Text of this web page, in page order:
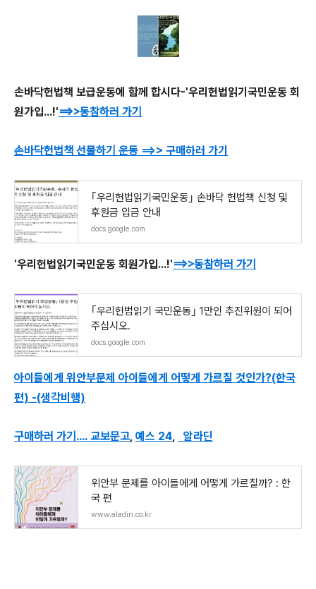
손바닥헌법책 보급운동에 함께 합시다-'우리헌법읽기국민운동 회
원가입...!'==>>동참하러 가기
손바닥헌법책 선물하기 운동 ==>> 구매하러 가기
｢우리헌법읽기국민운동｣ 손바닥 헌법책 신청 및
후원금 입금 안내
docs.google.com
'우리헌법읽기국민운동 회원가입...!'==>>동참하러 가기
｢우리헌법읽기 국민운동｣ 1만인 추진위원이 되어
주십시오.
docs.google.com
아이들에게 위안부문제 아이들에게 어떻게 가르칠 것인가?(한국
편) -(생각비행)
구매하러 가기.... 교보문고, 예스 24, 알라딘
위안부 문제를 아이들에게 어떻게 가르칠까? : 한
국 편
www.aladin.co.kr